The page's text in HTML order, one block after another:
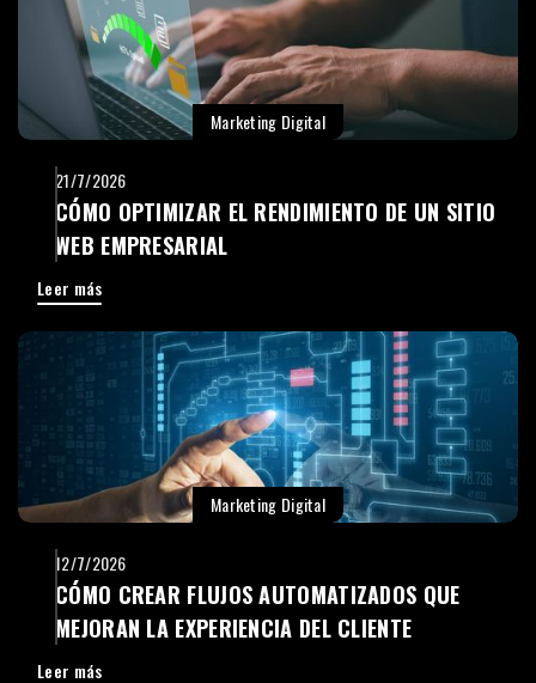
Marketing Digital
21/7/2026
CÓMO OPTIMIZAR EL RENDIMIENTO DE UN SITIO
WEB EMPRESARIAL
Leer más
Marketing Digital
12/7/2026
CÓMO CREAR FLUJOS AUTOMATIZADOS QUE
MEJORAN LA EXPERIENCIA DEL CLIENTE
Leer más